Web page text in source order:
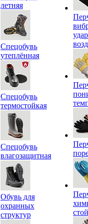
летняя
Спецобувь
утеплённая
Спецобувь
термостойкая
Спецобувь
влагозащитная
Обувь для
охранных
структур